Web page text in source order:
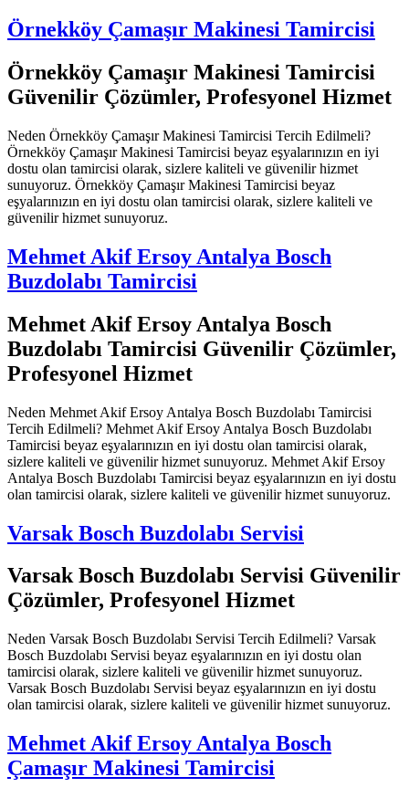
Örnekköy Çamaşır Makinesi Tamircisi
Örnekköy Çamaşır Makinesi Tamircisi
Güvenilir Çözümler, Profesyonel Hizmet
Neden Örnekköy Çamaşır Makinesi Tamircisi Tercih Edilmeli?
Örnekköy Çamaşır Makinesi Tamircisi beyaz eşyalarınızın en iyi
dostu olan tamircisi olarak, sizlere kaliteli ve güvenilir hizmet
sunuyoruz. Örnekköy Çamaşır Makinesi Tamircisi beyaz
eşyalarınızın en iyi dostu olan tamircisi olarak, sizlere kaliteli ve
güvenilir hizmet sunuyoruz.
Mehmet Akif Ersoy Antalya Bosch
Buzdolabı Tamircisi
Mehmet Akif Ersoy Antalya Bosch
Buzdolabı Tamircisi Güvenilir Çözümler,
Profesyonel Hizmet
Neden Mehmet Akif Ersoy Antalya Bosch Buzdolabı Tamircisi
Tercih Edilmeli? Mehmet Akif Ersoy Antalya Bosch Buzdolabı
Tamircisi beyaz eşyalarınızın en iyi dostu olan tamircisi olarak,
sizlere kaliteli ve güvenilir hizmet sunuyoruz. Mehmet Akif Ersoy
Antalya Bosch Buzdolabı Tamircisi beyaz eşyalarınızın en iyi dostu
olan tamircisi olarak, sizlere kaliteli ve güvenilir hizmet sunuyoruz.
Varsak Bosch Buzdolabı Servisi
Varsak Bosch Buzdolabı Servisi Güvenilir
Çözümler, Profesyonel Hizmet
Neden Varsak Bosch Buzdolabı Servisi Tercih Edilmeli? Varsak
Bosch Buzdolabı Servisi beyaz eşyalarınızın en iyi dostu olan
tamircisi olarak, sizlere kaliteli ve güvenilir hizmet sunuyoruz.
Varsak Bosch Buzdolabı Servisi beyaz eşyalarınızın en iyi dostu
olan tamircisi olarak, sizlere kaliteli ve güvenilir hizmet sunuyoruz.
Mehmet Akif Ersoy Antalya Bosch
Çamaşır Makinesi Tamircisi